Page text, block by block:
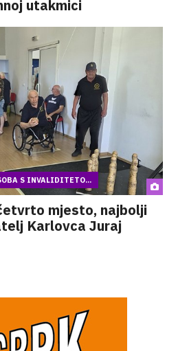
utakmici
S INVALIDITETO...
mjesto, najbolji
Karlovca Juraj